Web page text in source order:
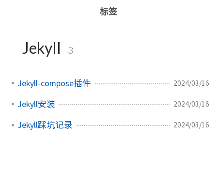
标签
Jekyll 3
Jekyll-compose插件 2024/03/16
Jekyll安装 2024/03/16
Jekyll踩坑记录 2024/03/16